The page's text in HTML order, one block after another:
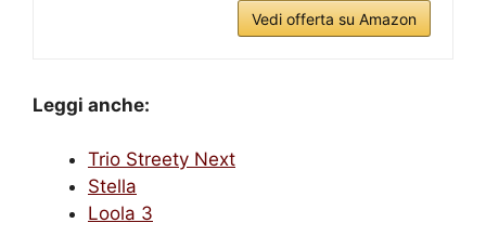
Vedi offerta su Amazon
Leggi anche:
Trio Streety Next
Stella
Loola 3